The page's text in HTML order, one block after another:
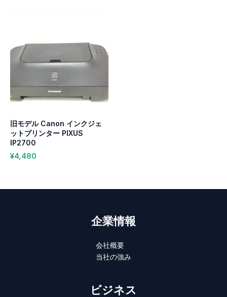
旧モデル Canon インクジェ
ットプリンター PIXUS
IP2700
¥4,480
企業情報
会社概要
当社の強み
ビジネス